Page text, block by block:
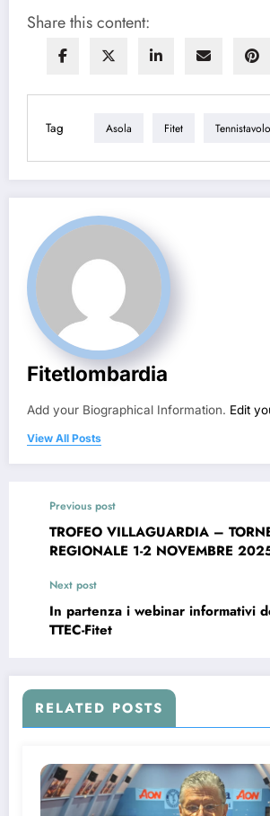
Share this content:
Tag Asola Fitet Tennistavolo
Fitetlombardia
Add your Biographical Information. Edit
View All Posts
Previous post
TROFEO VILLAGUARDIA –
REGIONALE 1-2 NOVEMBRE
Next post
In partenza i webinar informativi
TTEC-Fitet
RELATED POSTS